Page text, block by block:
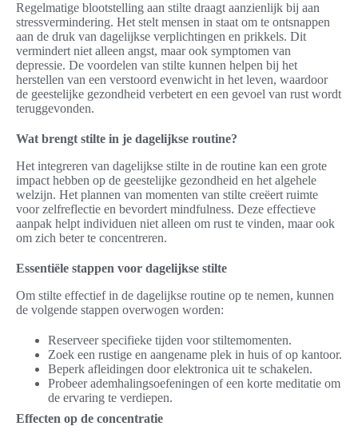
Regelmatige blootstelling aan stilte draagt aanzienlijk bij aan
stressvermindering. Het stelt mensen in staat om te ontsnappen
aan de druk van dagelijkse verplichtingen en prikkels. Dit
vermindert niet alleen angst, maar ook symptomen van
depressie. De voordelen van stilte kunnen helpen bij het
herstellen van een verstoord evenwicht in het leven, waardoor
de geestelijke gezondheid verbetert en een gevoel van rust wordt
teruggevonden.
Wat brengt stilte in je dagelijkse routine?
Het integreren van dagelijkse stilte in de routine kan een grote
impact hebben op de geestelijke gezondheid en het algehele
welzijn. Het plannen van momenten van stilte creëert ruimte
voor zelfreflectie en bevordert mindfulness. Deze effectieve
aanpak helpt individuen niet alleen om rust te vinden, maar ook
om zich beter te concentreren.
Essentiële stappen voor dagelijkse stilte
Om stilte effectief in de dagelijkse routine op te nemen, kunnen
de volgende stappen overwogen worden:
Reserveer specifieke tijden voor stiltemomenten.
Zoek een rustige en aangename plek in huis of op kantoor.
Beperk afleidingen door elektronica uit te schakelen.
Probeer ademhalingsoefeningen of een korte meditatie om
de ervaring te verdiepen.
Effecten op de concentratie